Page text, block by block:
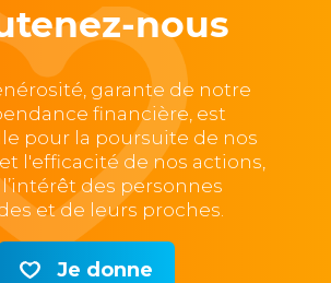
nous
garante de notre
financière, est
pour la poursuite de nos
l'efficacité de nos actions,
des personnes
et de leurs proches.
Je donne